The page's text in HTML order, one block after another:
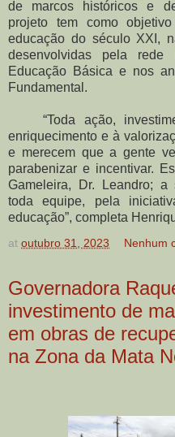
de marcos históricos e
projeto tem como
educação do século XXI,
desenvolvidas pela rede
Educação Básica e nos
Fundamental.
“Toda ação,
enriquecimento e à
e merecem que a gente
parabenizar e incentivar.
Gameleira, Dr. Leandro;
toda equipe, pela
educação”, completa
at outubro 31, 2023 Nenhum
Governadora
investimento de
em obras de
na Zona da Mata